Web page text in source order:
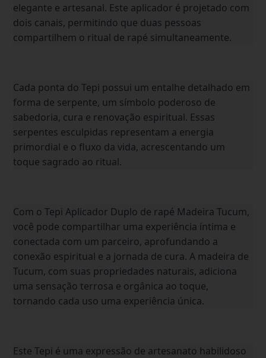
elegante e artesanal. Este aplicador é projetado com
dois canais, permitindo que duas pessoas
compartilhem o ritual de rapé simultaneamente.
Cada ponta do Tepi possui um entalhe detalhado em
forma de serpente, um símbolo poderoso de
sabedoria, cura e renovação espiritual. Essas
serpentes esculpidas representam a energia
primordial e o fluxo da vida, acrescentando um
toque sagrado ao ritual.
Com o Tepi Aplicador Duplo de rapé Madeira Tucum,
você pode compartilhar uma experiência íntima e
conectada com um parceiro, aprofundando a
conexão espiritual e a jornada de cura. A madeira de
Tucum, com suas propriedades naturais, adiciona
uma sensação terrosa e orgânica ao toque,
tornando cada uso uma experiência única.
Este Tepi é uma expressão de artesanato habilidoso